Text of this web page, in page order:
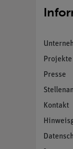
Projekte
Presse
Kontakt